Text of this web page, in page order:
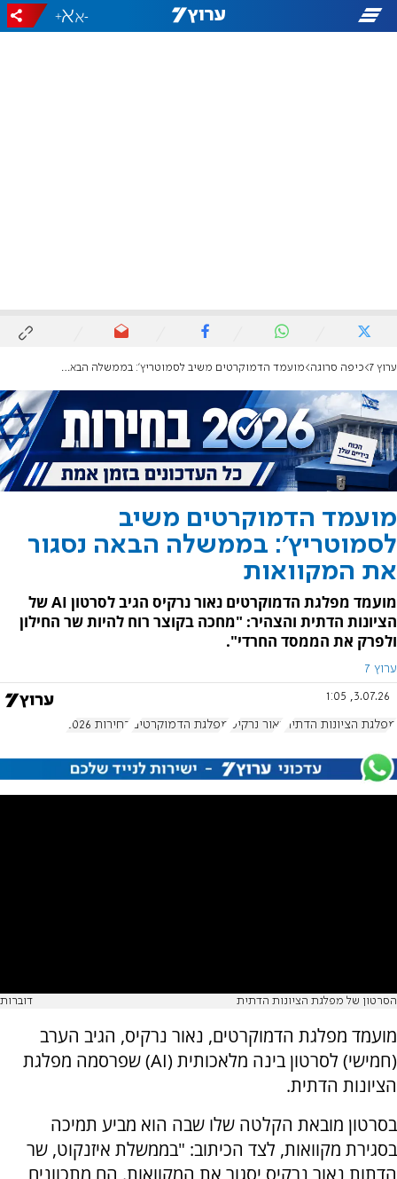
-
+
ערוץ 7 כיפה סרוגה ‏מועמד הדמוקרטים משיב לסמוטריץ': בממשלה הבאה נסגור את המקוואות
‏מועמד הדמוקרטים משיב
לסמוטריץ': בממשלה הבאה נסגור
את המקוואות
מועמד מפלגת הדמוקרטים נאור נרקיס הגיב לסרטון AI של
הציונות הדתית והצהיר: "מחכה בקוצר רוח להיות שר החילון
ולפרק את הממסד החרדי".
ערוץ 7
3.07.26, 1:05
מפלגת הציונות הדתית נאור נרקיס מפלגת הדמוקרטים בחירות 2026
הסרטון של מפלגת הציונות הדתית דוברות
מועמד מפלגת הדמוקרטים, נאור נרקיס, הגיב הערב
(חמישי) לסרטון בינה מלאכותית (AI) שפרסמה מפלגת
הציונות הדתית.
בסרטון מובאת הקלטה שלו שבה הוא מביע תמיכה
בסגירת מקוואות, לצד הכיתוב: "בממשלת איזנקוט, שר